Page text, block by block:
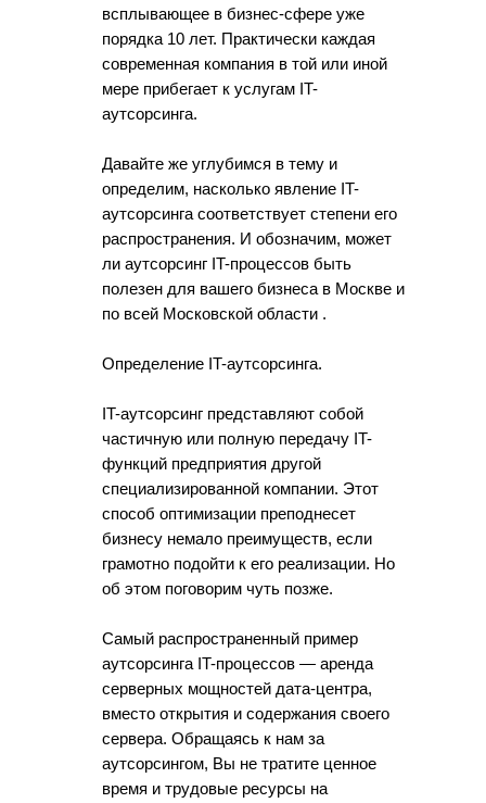
всплывающее в бизнес-сфере уже
порядка 10 лет. Практически каждая
современная компания в той или иной
мере прибегает к услугам IT-
аутсорсинга.
Давайте же углубимся в тему и
определим, насколько явление IT-
аутсорсинга соответствует степени его
распространения. И обозначим, может
ли аутсорсинг IT-процессов быть
полезен для вашего бизнеса в Москве и
по всей Московской области .
Определение IT-аутсорсинга.
IT-аутсорсинг представляют собой
частичную или полную передачу IT-
функций предприятия другой
специализированной компании. Этот
способ оптимизации преподнесет
бизнесу немало преимуществ, если
грамотно подойти к его реализации. Но
об этом поговорим чуть позже.
Самый распространенный пример
аутсорсинга IT-процессов — аренда
серверных мощностей дата-центра,
вместо открытия и содержания своего
сервера. Обращаясь к нам за
аутсорсингом, Вы не тратите ценное
время и трудовые ресурсы на